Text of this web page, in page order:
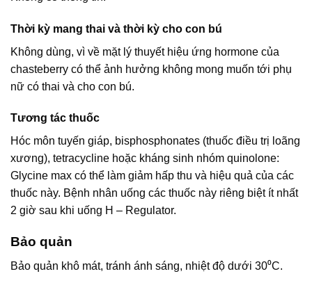
Thời kỳ mang thai và thời kỳ cho con bú
Không dùng, vì về mặt lý thuyết hiệu ứng hormone của
chasteberry có thể ảnh hưởng không mong muốn tới phụ
nữ có thai và cho con bú.
Tương tác thuốc
Hóc môn tuyến giáp, bisphosphonates (thuốc điều trị loãng
xương), tetracycline hoặc kháng sinh nhóm quinolone:
Glycine max có thể làm giảm hấp thu và hiệu quả của các
thuốc này. Bệnh nhân uống các thuốc này riêng biệt ít nhất
2 giờ sau khi uống H – Regulator.
Bảo quản
Bảo quản khô mát, tránh ánh sáng, nhiệt độ dưới 30⁰C.